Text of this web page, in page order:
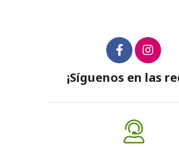
¡Síguenos en las